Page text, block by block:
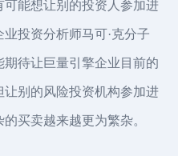
能想让别的投资人参加进
投资分析师马可·克分子
待让巨量引擎企业目前的
别的风险投资机构参加进
买卖越来越更为繁杂。